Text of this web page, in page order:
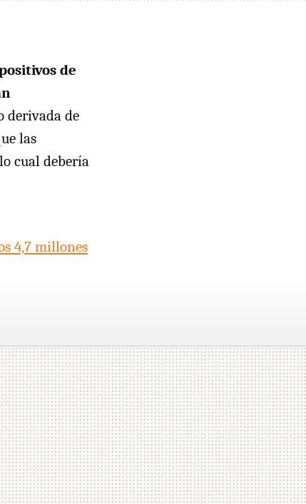
de
derivada de
las
cual debería
4,7 millones